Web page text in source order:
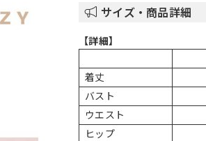
サイズ・商品詳細
【詳細】
着丈
バスト
ウエスト
ヒップ